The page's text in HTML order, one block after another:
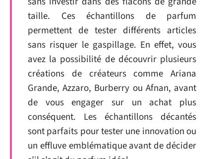
taille. Ces échantillons de parfum
permettent de tester différents articles
sans risquer le gaspillage. En effet, vous
avez la possibilité de découvrir plusieurs
créations de créateurs comme Ariana
Grande, Azzaro, Burberry ou Afnan, avant
de vous engager sur un achat plus
conséquent. Les échantillons décantés
sont parfaits pour tester une innovation ou
un effluve emblématique avant de décider